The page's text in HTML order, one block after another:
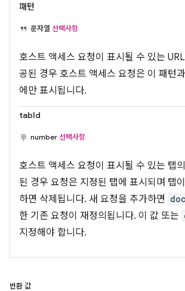
패턴
문자열 선택사항
호스트 액세스 요청이 표시될 수 있는
공된 경우 호스트 액세스 요청은 이 패턴
에만 표시됩니다.
tabId
number 선택사항
호스트 액세스 요청이 표시될 수 있는 탭
된 경우 요청은 지정된 탭에 표시되며 탭
하면 삭제됩니다. 새 요청을 추가하면
한 기존 요청이 재정의됩니다. 이 값 또는
지정해야 합니다.
반환 값